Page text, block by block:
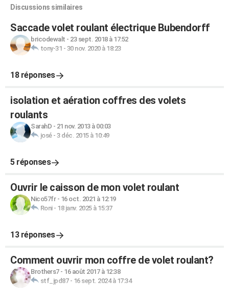
Discussions similaires
Saccade volet roulant électrique Bubendorff
bricodewalt - 23 sept. 2018 à 17:52
tony-31 - 30 nov. 2020 à 18:23
18 réponses
isolation et aération coffres des volets
roulants
SarahD - 21 nov. 2013 à 00:03
josé- 3 déc. 2015 à 10:49
5 réponses
Ouvrir le caisson de mon volet roulant
Nico57fr- 16 oct. 2021 à 12:19
Roni- 18 janv. 2025 à 15:37
13 réponses
Comment ouvrir mon coffre de volet roulant?
Brothers7- 16 août 2017 à 12:38
stf_jpd87- 16 sept. 2024 à 17:34